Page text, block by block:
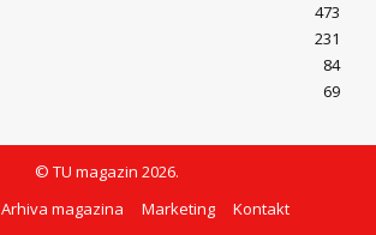
473
231
84
69
© TU magazin 2026.
Arhiva magazina Marketing Kontakt